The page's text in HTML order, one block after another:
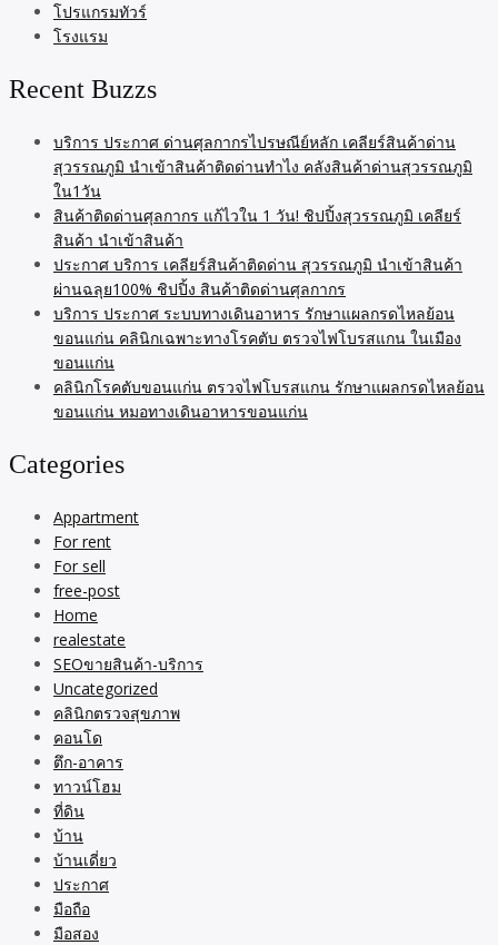
โปรแกรมทัวร์
โรงแรม
Recent Buzzs
บริการ ประกาศ ด่านศุลกากรไปรษณีย์หลัก เคลียร์สินค้าด่าน
สุวรรณภูมิ นำเข้าสินค้าติดด่านทำไง คลังสินค้าด่านสุวรรณภูมิ
ใน1วัน
สินค้าติดด่านศุลกากร แก้ไวใน 1 วัน! ชิปปิ้งสุวรรณภูมิ เคลียร์
สินค้า นำเข้าสินค้า
ประกาศ บริการ เคลียร์สินค้าติดด่าน สุวรรณภูมิ นำเข้าสินค้า
ผ่านฉลุย100% ชิปปิ้ง สินค้าติดด่านศุลกากร
บริการ ประกาศ ระบบทางเดินอาหาร รักษาแผลกรดไหลย้อน
ขอนแก่น คลินิกเฉพาะทางโรคตับ ตรวจไฟโบรสแกน ในเมือง
ขอนแก่น
คลินิกโรคตับขอนแก่น ตรวจไฟโบรสแกน รักษาแผลกรดไหลย้อน
ขอนแก่น หมอทางเดินอาหารขอนแก่น
Categories
Appartment
For rent
For sell
free-post
Home
realestate
SEOขายสินค้า-บริการ
Uncategorized
คลินิกตรวจสุขภาพ
คอนโด
ตึก-อาคาร
ทาวน์โฮม
ที่ดิน
บ้าน
บ้านเดี่ยว
ประกาศ
มือถือ
มือสอง